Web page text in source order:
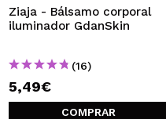
Ziaja - Bálsamo corporal
iluminador GdanSkin
(16)
5,49€
COMPRAR